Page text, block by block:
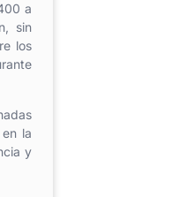
a
sin
los
la
y